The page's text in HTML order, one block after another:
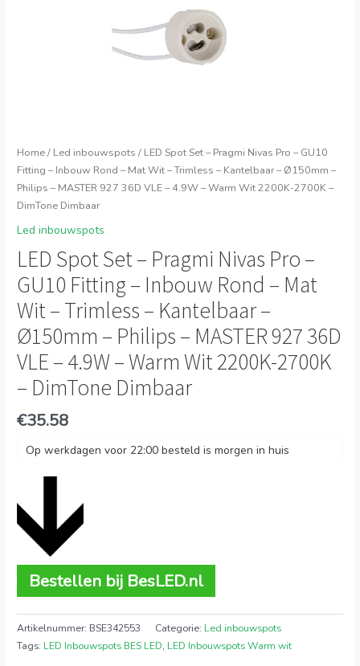
Home/ Led inbouwspots / LED Spot Set – Pragmi Nivas Pro – GU10
Fitting – Inbouw Rond – Mat Wit – Trimless – Kantelbaar – Ø150mm –
Philips – MASTER 927 36D VLE – 4.9W – Warm Wit 2200K-2700K –
DimTone Dimbaar
Led inbouwspots
LED Spot Set – Pragmi Nivas Pro –
GU10 Fitting – Inbouw Rond – Mat
Wit – Trimless – Kantelbaar –
Ø150mm – Philips – MASTER 927 36D
VLE – 4.9W – Warm Wit 2200K-2700K
– DimTone Dimbaar
€35.58
Op werkdagen voor 22:00 besteld is morgen in huis
Bestellen bij BesLED.nl
Artikelnummer: BSE342553 Categorie: Led inbouwspots
Tags: LED Inbouwspots BES LED, LED Inbouwspots Warm wit